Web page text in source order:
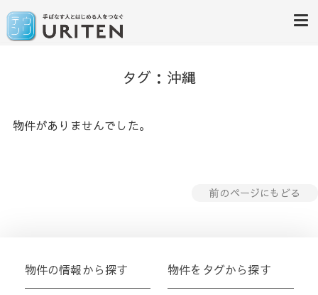
タグ：沖縄
物件がありませんでした。
前のページにもどる
物件の情報から探す 物件をタグから探す